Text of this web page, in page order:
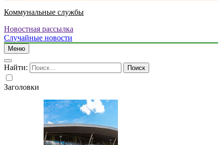
Коммунальные службы
Новостная рассылка
Случайные новости
Меню
Найти:
Заголовки